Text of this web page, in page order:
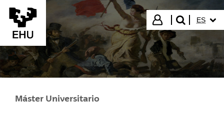
Saltar al contenido principal
Iniciar sesión
buscar"
ES
Máster Universitario